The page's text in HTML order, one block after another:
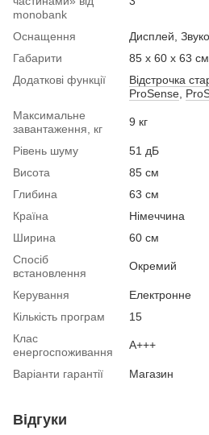
monobank
Оснащення
Дисплей,
Габарити
85 х 60 х 63 см
Додаткові функції
Відстрочка
ProSense,
Максимальне
завантаження, кг
9 кг
Рівень шуму
51 дБ
Висота
85 см
Глибина
63 см
Країна
Німеччина
Ширина
60 см
Спосіб
встановлення
Окремий
Керування
Електронне
Кількість програм
15
Клас
енергоспоживання
А+++
Варіанти гарантії Магазин
Відгуки